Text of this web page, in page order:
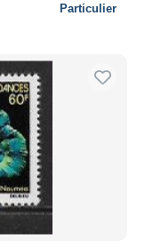
Particulier